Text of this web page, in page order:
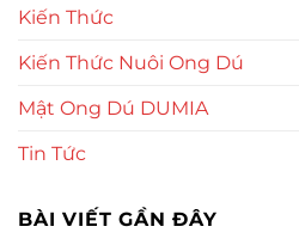
Kiến Thức
Kiến Thức Nuôi Ong Dú
Mật Ong Dú DUMIA
Tin Tức
BÀI VIẾT GẦN ĐÂY